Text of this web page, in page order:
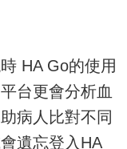
HA Go的使用
台更會分析血
病人比對不同
遺忘登入HA